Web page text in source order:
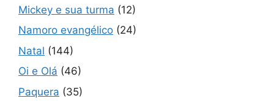
Mickey e sua turma (12)
Namoro evangélico (24)
Natal (144)
Oi e Olá (46)
Paquera (35)